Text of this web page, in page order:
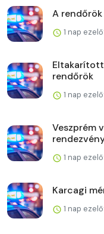
A
1 nap
rendőrök
1 nap
Veszprém
1 nap
Karcagi
1 nap